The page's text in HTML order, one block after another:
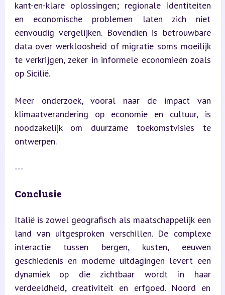
kant-en-klare oplossingen; regionale identiteiten
en economische problemen laten zich niet
eenvoudig vergelijken. Bovendien is betrouwbare
data over werkloosheid of migratie soms moeilijk
te verkrijgen, zeker in informele economieën zoals
op Sicilië.
Meer onderzoek, vooral naar de impact van
klimaatverandering op economie en cultuur, is
noodzakelijk om duurzame toekomstvisies te
ontwerpen.
---
Conclusie
Italië is zowel geografisch als maatschappelijk een
land van uitgesproken verschillen. De complexe
interactie tussen bergen, kusten, eeuwen
geschiedenis en moderne uitdagingen levert een
dynamiek op die zichtbaar wordt in haar
verdeeldheid, creativiteit en erfgoed. Noord en